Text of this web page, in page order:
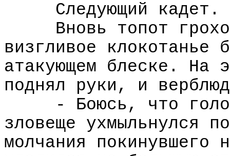
Следующий
Вновь топот
визгливое клокотанье
атакующем блеске. На
поднял руки, и
- Боюсь, что
зловеще ухмыльнулся
молчания покинувшего